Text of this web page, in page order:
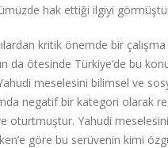
hak ettiği ilgiyi
kritik önemde bir
da ötesinde Türkiye’de bu
meselesini bilimsel ve
negatif bir kategori olarak
Yahudi
göre bu serüvenin kimi